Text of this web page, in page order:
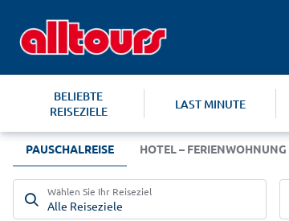
BELIEBTE
REISEZIELE
LAST MINUTE
PAUSCHALREISE HOTEL – FERIENWOHNUNG
Wählen Sie Ihr Reiseziel
Alle Reiseziele